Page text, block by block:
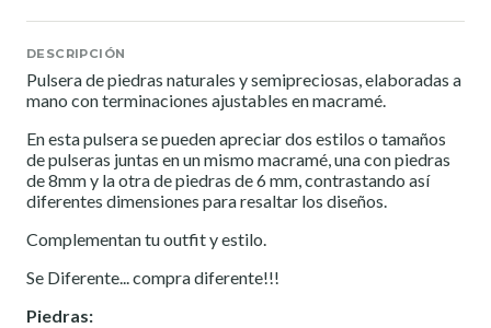
DESCRIPCIÓN
Pulsera de piedras naturales y semipreciosas, elaboradas a
mano con terminaciones ajustables en macramé.
En esta pulsera se pueden apreciar dos estilos o tamaños
de pulseras juntas en un mismo macramé, una con piedras
de 8mm y la otra de piedras de 6 mm, contrastando así
diferentes dimensiones para resaltar los diseños.
Complementan tu outfit y estilo.
Se Diferente... compra diferente!!!
Piedras: